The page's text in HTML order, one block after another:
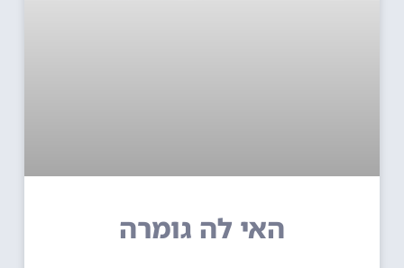
האי לה גומרה